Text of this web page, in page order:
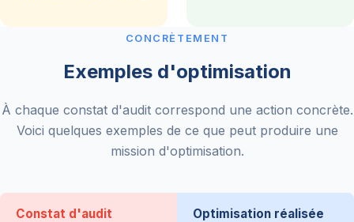
CONCRÈTEMENT
Exemples d'optimisation
À chaque constat d'audit correspond une action concrète.
Voici quelques exemples de ce que peut produire une
mission d'optimisation.
Constat d'audit Optimisation réalisée